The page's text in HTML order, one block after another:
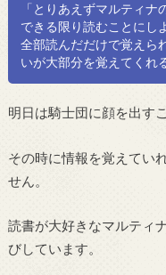
「とりあえずマルティ
できる限り読むことにし
全部読んだだけで覚えら
いが大部分を覚えてくれ
明日は騎士団に顔を出す
その時に情報を覚えてい
せん。
読書が大好きなマルティ
びしています。